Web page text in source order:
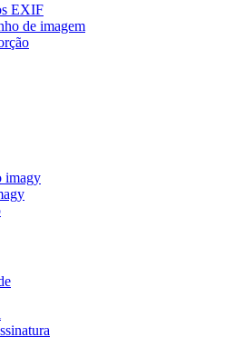
EXIF
de imagem
imagy